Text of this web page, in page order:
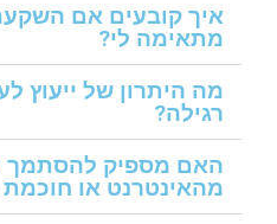
איך קובעים אם
מתאימה לי?
מה היתרון של ייעוץ
רגילה?
האם מספיק להסתמך
מהאינטרנט או חוכמת